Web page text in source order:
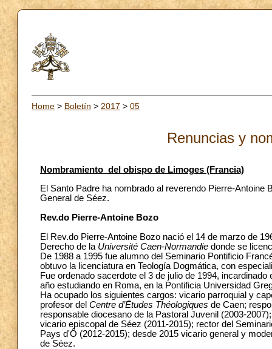
Home > Boletín > 2017 > 05
Renuncias y
Nombramiento del obispo de Limoges (Francia)
El Santo Padre ha nombrado al reverendo Pierre-
General de Séez.
Rev.do Pierre-Antoine Bozo
El Rev.do Pierre-Antoine Bozo nació el 14 de marzo de
Derecho de la Université Caen-Normandie donde se
De 1988 a 1995 fue alumno del Seminario Pontificio
obtuvo la licenciatura en Teología Dogmática, con
Fue ordenado sacerdote el 3 de julio de 1994,
año estudiando en Roma, en la Pontificia Universidad
Ha ocupado los siguientes cargos: vicario parroquial y
profesor del Centre d’Ëtudes Théologiques de Caen;
responsable diocesano de la Pastoral Juvenil (2003-
vicario episcopal de Séez (2011-2015); rector del
Pays d'Ô (2012-2015); desde 2015 vicario general y
de Séez.